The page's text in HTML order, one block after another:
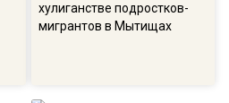
хулиганстве подростков-
мигрантов в Мытищах